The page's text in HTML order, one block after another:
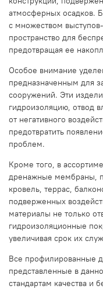
атмосферных осадков.
с множеством
пространство для
предотвращая ее
Особое внимание
предназначенным для
сооружений. Эти
гидроизоляцию, отвод
от негативного
предотвратить
проблем.
Кроме того, в
дренажные мембраны,
кровель, террас,
подверженных
материалы не только
гидроизоляционные
увеличивая срок их
Все профилированные
представленные в
стандартам качества и